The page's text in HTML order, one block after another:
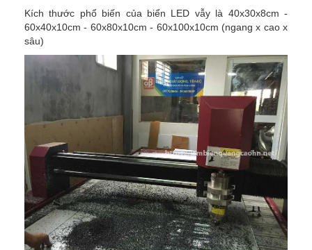
Kích thước phổ biến của biển LED vẫy là 40x30x8cm -
60x40x10cm - 60x80x10cm - 60x100x10cm (ngang x cao x
sâu)